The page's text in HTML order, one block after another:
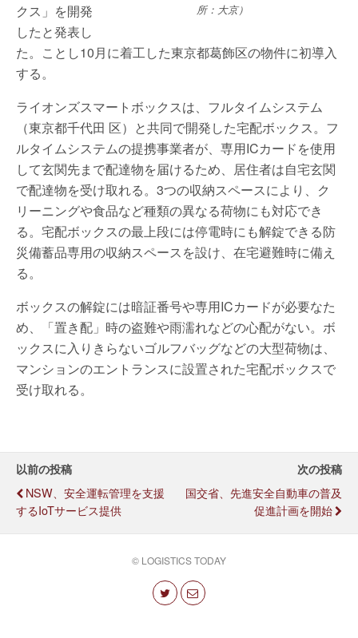
所：大京）
クス」を開発
したと発表し
た。ことし10月に着工した東京都葛飾区の物件に初導入
する。
ライオンズスマートボックスは、フルタイムシステム
（東京都千代田 区）と共同で開発した宅配ボックス。フ
ルタイムシステムの提携事業者が、専用ICカードを使用
して玄関先まで配達物を届けるため、居住者は自宅玄関
で配達物を受け取れる。3つの収納スペースにより、ク
リーニングや食品など種類の異なる荷物にも対応でき
る。宅配ボックスの最上段には停電時にも解錠できる防
災備蓄品専用の収納スペースを設け、在宅避難時に備え
る。
ボックスの解錠には暗証番号や専用ICカードが必要なた
め、「置き配」時の盗難や雨濡れなどの心配がない。ボ
ックスに入りきらないゴルフバッグなどの大型荷物は、
マンションのエントランスに設置された宅配ボックスで
受け取れる。
以前の投稿
NSW、安全運転管理を支援
するIoTサービス提供
次の投稿
国交省、先進安全自動車の普及
促進計画を開始
© LOGISTICS TODAY